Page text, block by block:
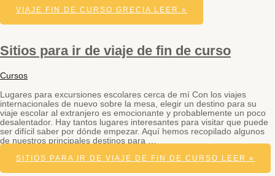
VIAJE FIN DE CURSO GRECIA LEER »
Sitios para ir de viaje de fin de curso
Cursos
Lugares para excursiones escolares cerca de mí Con los viajes
internacionales de nuevo sobre la mesa, elegir un destino para su
viaje escolar al extranjero es emocionante y probablemente un poco
desalentador. Hay tantos lugares interesantes para visitar que puede
ser difícil saber por dónde empezar. Aquí hemos recopilado algunos
de nuestros principales destinos para …
SITIOS PARA IR DE VIAJE DE FIN DE CURSO LEER »